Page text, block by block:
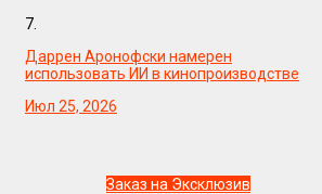
7.
Даррен Аронофски намерен
использовать ИИ в кинопроизводстве
Июл 25, 2026
Заказ на Эксклюзив